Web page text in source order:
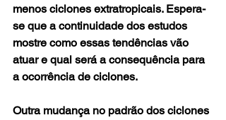
menos ciclones extratropicais. Espera-
se que a continuidade dos estudos
mostre como essas tendências vão
atuar e qual será a consequência para
a ocorrência de ciclones.
Outra mudança no padrão dos ciclones